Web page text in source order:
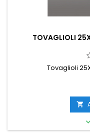
TOVAGLIOLI
Tovaglioli
